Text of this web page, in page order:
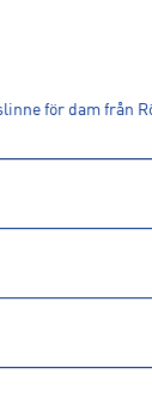
för dam från